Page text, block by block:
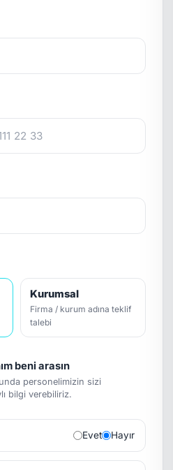
Kurumsal
Firma / kurum adına teklif
talebi
beni arasın
personelimizin sizi
bilgi verebiliriz.
Evet Hayır